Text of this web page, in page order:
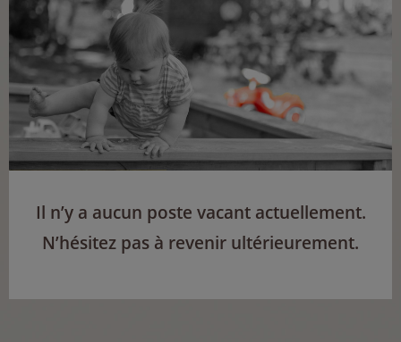
Il n’y a aucun poste vacant actuellement.
N’hésitez pas à revenir ultérieurement.